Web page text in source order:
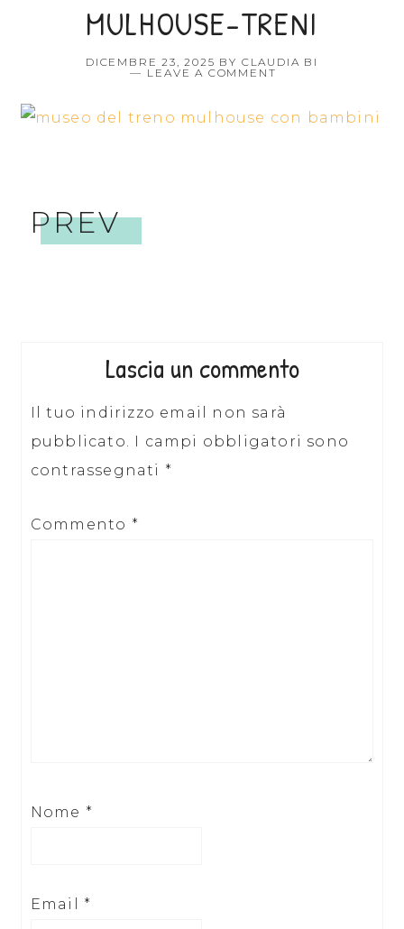
MULHOUSE-TRENI
DICEMBRE 23, 2025 BY CLAUDIA BI
LEAVE A COMMENT
PREV
Lascia un commento
Il tuo indirizzo email non sarà
pubblicato. I campi obbligatori sono
contrassegnati *
Commento *
Nome *
Email *